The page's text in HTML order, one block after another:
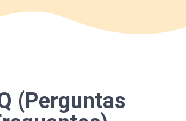
(Perguntas